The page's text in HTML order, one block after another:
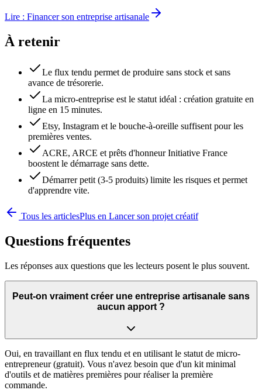
Lire : Financer son entreprise artisanale
À retenir
Le flux tendu permet de produire sans stock et sans
avance de trésorerie.
La micro-entreprise est le statut idéal : création gratuite en
ligne en 15 minutes.
Etsy, Instagram et le bouche-à-oreille suffisent pour les
premières ventes.
ACRE, ARCE et prêts d'honneur Initiative France
boostent le démarrage sans dette.
Démarrer petit (3-5 produits) limite les risques et permet
d'apprendre vite.
Tous les articlesPlus en Lancer son projet créatif
Questions fréquentes
Les réponses aux questions que les lecteurs posent le plus souvent.
Peut-on vraiment créer une entreprise artisanale sans
aucun apport ?
Oui, en travaillant en flux tendu et en utilisant le statut de micro-
entrepreneur (gratuit). Vous n'avez besoin que d'un kit minimal
d'outils et de matières premières pour réaliser la première
commande.